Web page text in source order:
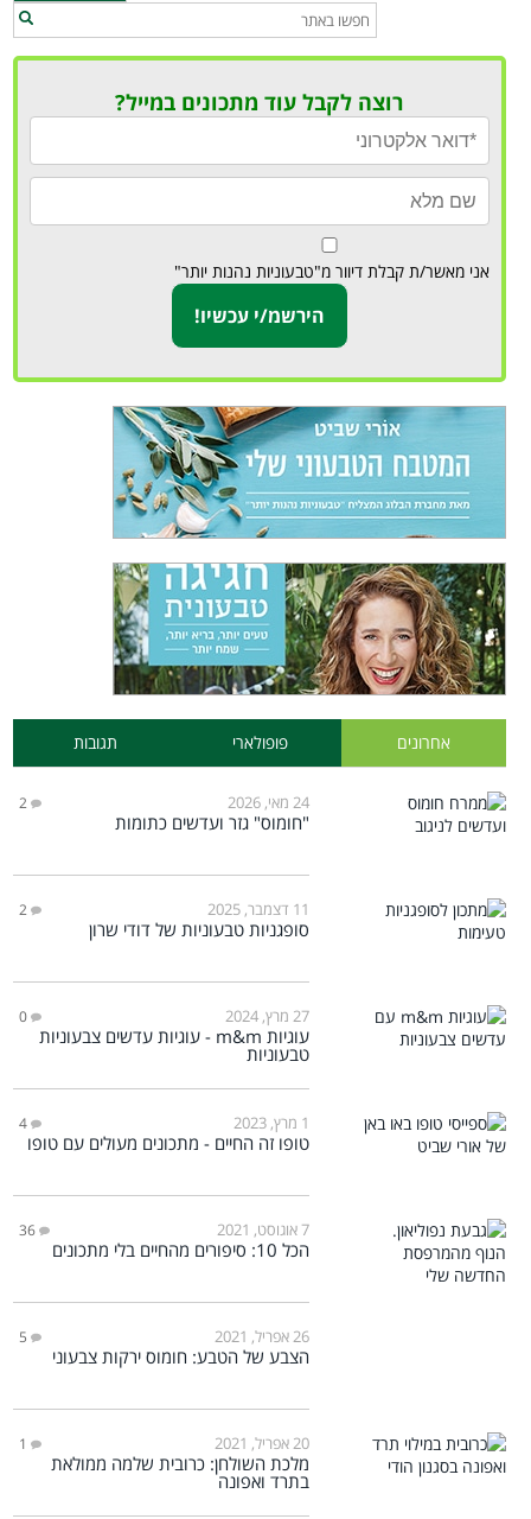
רוצה לקבל עוד מתכונים במייל?
אני מאשר/ת קבלת דיוור מ"טבעוניות נהנות יותר"
אחרונים פופולארי תגובות
24 מאי, 2026 2
"חומוס" גזר ועדשים כתומות
11 דצמבר, 2025 2
סופגניות טבעוניות של דודי שרון
27 מרץ, 2024 0
עוגיות m&m - עוגיות עדשים צבעוניות
טבעוניות
1 מרץ, 2023 4
טופו זה החיים - מתכונים מעולים עם טופו
7 אוגוסט, 2021 36
הכל 10: סיפורים מהחיים בלי מתכונים
26 אפריל, 2021 5
הצבע של הטבע: חומוס ירקות צבעוני
20 אפריל, 2021 1
מלכת השולחן: כרובית שלמה ממולאת
בתרד ואפונה